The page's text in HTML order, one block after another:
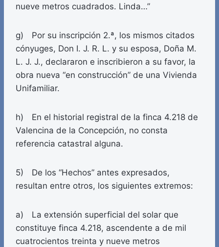
nueve metros cuadrados. Linda…”
g) Por su inscripción 2.ª, los mismos citados
cónyuges, Don I. J. R. L. y su esposa, Doña M.
L. J. J., declararon e inscribieron a su favor, la
obra nueva “en construcción” de una Vivienda
Unifamiliar.
h) En el historial registral de la finca 4.218 de
Valencina de la Concepción, no consta
referencia catastral alguna.
5) De los “Hechos” antes expresados,
resultan entre otros, los siguientes extremos:
a) La extensión superficial del solar que
constituye finca 4.218, ascendente a de mil
cuatrocientos treinta y nueve metros